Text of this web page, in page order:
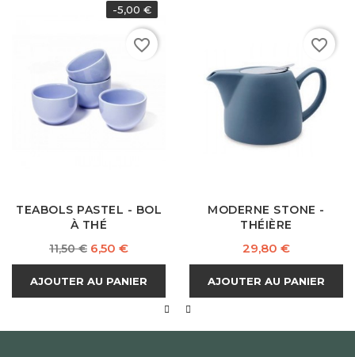
-5,00 €
TEABOLS PASTEL - BOL
À THÉ
Prix
normal
11,50 € Prix
6,50 €
AJOUTER AU PANIER
favorite_border
MODERNE STONE -
THÉIÈRE
Prix
29,80 €
AJOUTER AU PANIER
favorite_border